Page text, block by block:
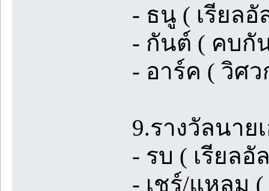
- ธนู ( เรียลอั
- กันต์ ( คบกั
- อาร์ค ( วิศ
9.รางวัลนาย
- รบ ( เรียลอั
- เชร์/แหลม